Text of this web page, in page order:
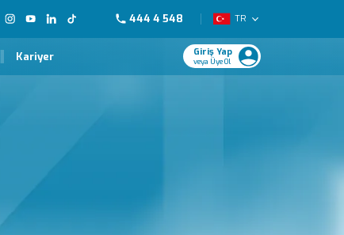
444 4 548 TR
Kariyer Giriş Yap
veya Üye Ol